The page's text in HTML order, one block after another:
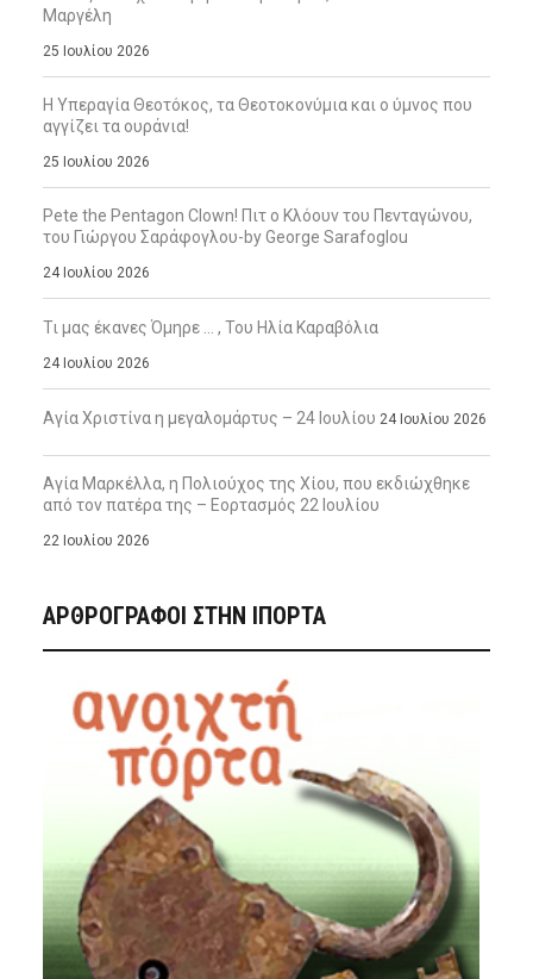
Μαργέλη
25 Ιουλίου 2026
Η Υπεραγία Θεοτόκος, τα Θεοτοκονύμια και ο ύμνος που
αγγίζει τα ουράνια!
25 Ιουλίου 2026
Pete the Pentagon Clown! Πιτ ο Κλόουν του Πενταγώνου,
του Γιώργου Σαράφογλου-by George Sarafoglou
24 Ιουλίου 2026
Τι μας έκανες Όμηρε … , Του Ηλία Καραβόλια
24 Ιουλίου 2026
Αγία Χριστίνα η μεγαλομάρτυς – 24 Ιουλίου 24 Ιουλίου 2026
Αγία Μαρκέλλα, η Πολιούχος της Χίου, που εκδιώχθηκε
από τον πατέρα της – Εορτασμός 22 Ιουλίου
22 Ιουλίου 2026
ΑΡΘΡΟΓΡΑΦΟΙ ΣΤΗΝ IΠΟΡΤΑ